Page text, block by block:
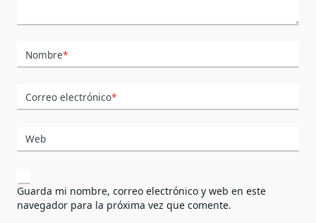
Nombre*
Correo electrónico*
Web
Guarda mi nombre, correo electrónico y web en este
navegador para la próxima vez que comente.